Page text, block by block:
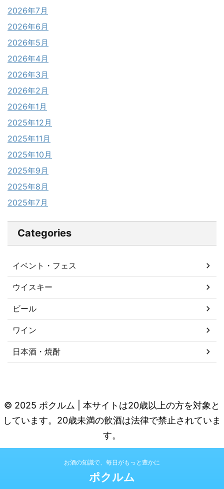
2026年7月
2026年6月
2026年5月
2026年4月
2026年3月
2026年2月
2026年1月
2025年12月
2025年11月
2025年10月
2025年9月
2025年8月
2025年7月
Categories
イベント・フェス
ウイスキー
ビール
ワイン
日本酒・焼酎
© 2025 ポクルム | 本サイトは20歳以上の方を対象と
しています。20歳未満の飲酒は法律で禁止されていま
す。
お酒の知識で、毎日がもっと豊かに
ポクルム